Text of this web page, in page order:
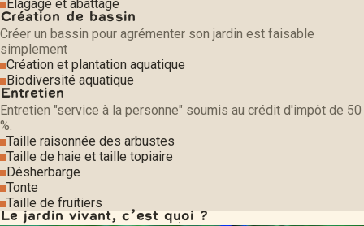
Élagage et abattage
Création de bassin
Créer un bassin pour agrémenter son jardin est faisable
simplement
Création et plantation aquatique
Biodiversité aquatique
Entretien
Entretien "service à la personne" soumis au crédit d'impôt de 50
%.
Taille raisonnée des arbustes
Taille de haie et taille topiaire
Désherbarge
Tonte
Taille de fruitiers
Le jardin vivant, c’est quoi ?